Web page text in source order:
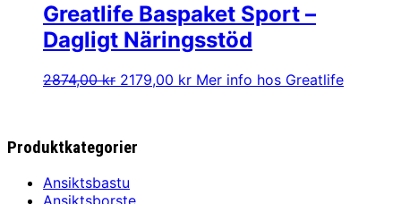
Greatlife Baspaket Sport –
Dagligt Näringsstöd
2874,00kr Det
2874,00 kr.
2179,00 krDet
Mer info hos Greatlife
Produktkategorier
Ansiktsbastu